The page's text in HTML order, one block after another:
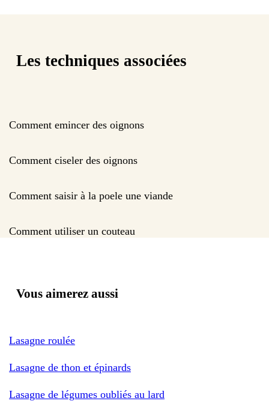
Les techniques associées
Comment emincer des oignons
Comment ciseler des oignons
Comment saisir à la poele une viande
Comment utiliser un couteau
Vous aimerez aussi
Lasagne roulée
Lasagne de thon et épinards
Lasagne de légumes oubliés au lard